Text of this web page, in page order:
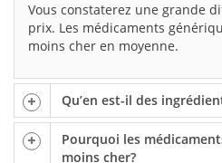
Vous constaterez une grande
prix. Les médicaments
moins cher en moyenne.
Qu’en est-il des
Pourquoi les
moins cher?